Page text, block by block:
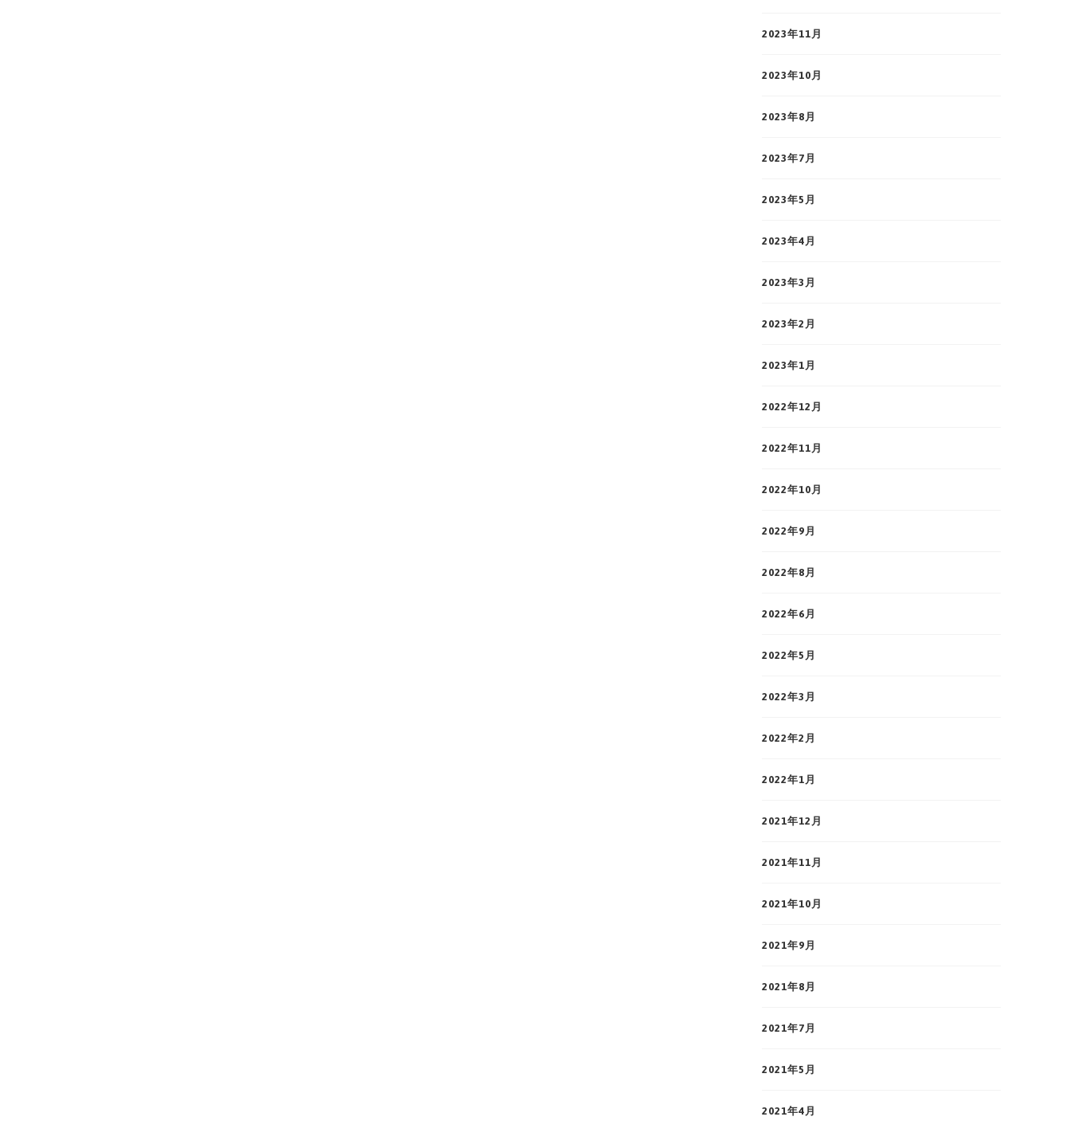
2023年11月
2023年10月
2023年8月
2023年7月
2023年5月
2023年4月
2023年3月
2023年2月
2023年1月
2022年12月
2022年11月
2022年10月
2022年9月
2022年8月
2022年6月
2022年5月
2022年3月
2022年2月
2022年1月
2021年12月
2021年11月
2021年10月
2021年9月
2021年8月
2021年7月
2021年5月
2021年4月